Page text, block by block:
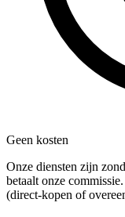
Geen kosten
Onze diensten zijn
betaalt onze
(direct-kopen of